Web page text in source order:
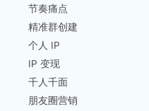
节奏痛点
精准群创建
个人 IP
IP 变现
千人千面
朋友圈营销